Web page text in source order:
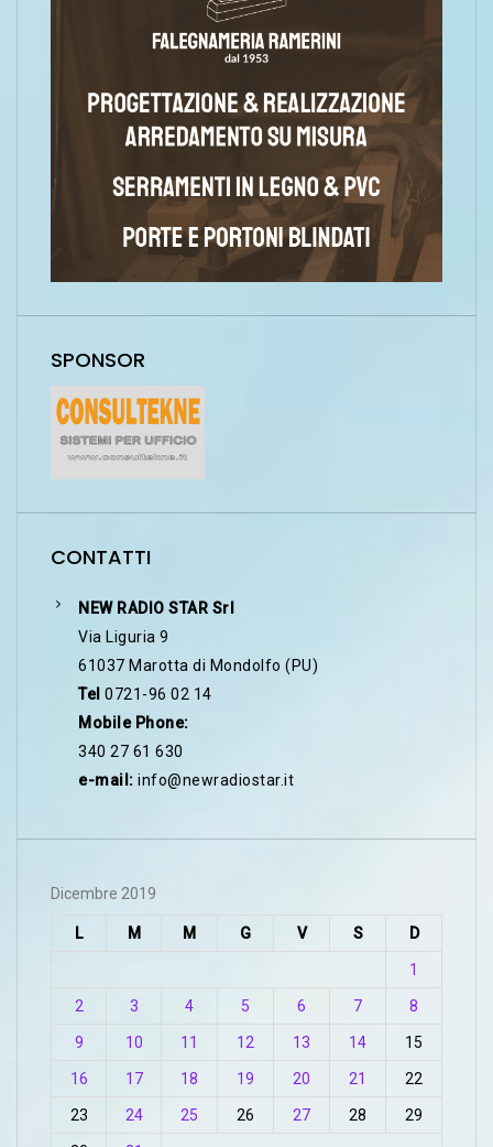
SPONSOR
CONTATTI
NEW RADIO STAR Srl
Via Liguria 9
61037 Marotta di Mondolfo (PU)
Tel 0721-96 02 14
Mobile Phone:
340 27 61 630
e-mail: info@newradiostar.it
Dicembre 2019
L M M G V S D
1
2 3 4 5 6 7 8
9 10 11 12 13 14 15
16 17 18 19 20 21 22
23 24 25 26 27 28 29